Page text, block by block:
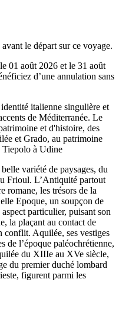
le départ sur ce voyage.
01 août 2026 et le 31 août
d’une annulation sans
italienne singulière et
de Méditerranée. Le
et d'histoire, des
et Grado, au patrimoine
à Udine
variété de paysages, du
Frioul. L’Antiquité partout
romane, les trésors de la
Epoque, un soupçon de
particulier, puisant son
la plaçant au contact de
Aquilée, ses vestiges
de l’époque paléochrétienne,
du XIIIe au XVe siècle,
du premier duché lombard
figurent parmi les